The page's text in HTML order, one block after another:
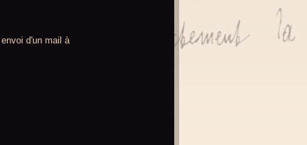
d'un mail à